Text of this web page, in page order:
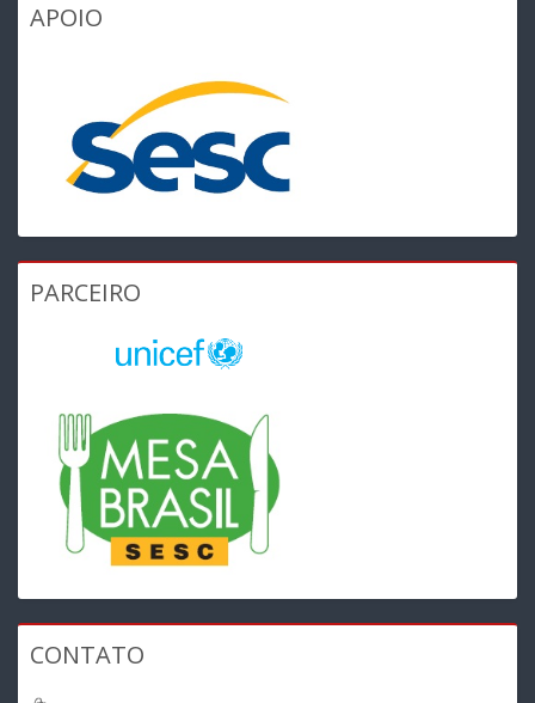
APOIO
PARCEIRO
CONTATO